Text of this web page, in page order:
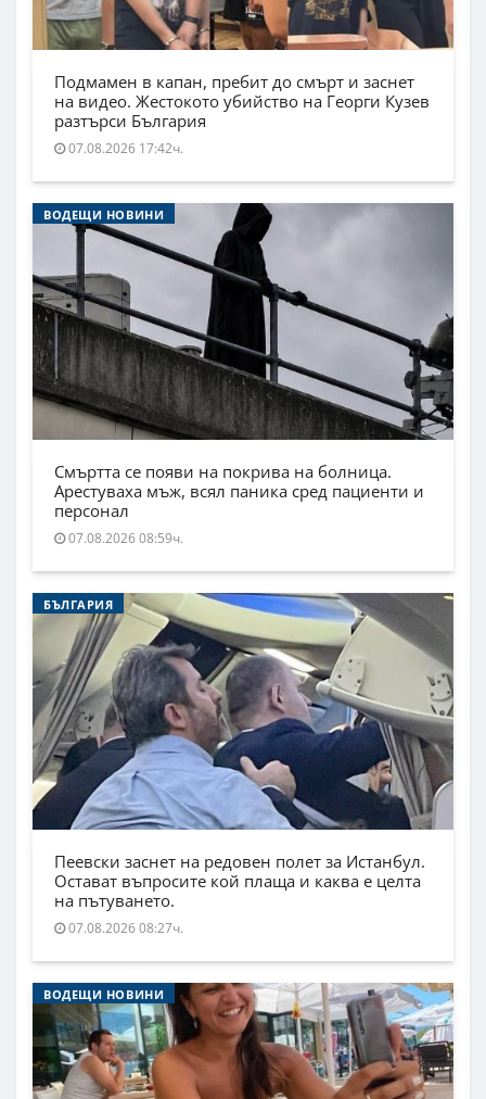
Подмамен в капан, пребит до смърт и заснет
на видео. Жестокото убийство на Георги Кузев
разтърси България
07.08.2026 17:42ч.
ВОДЕЩИ НОВИНИ
Смъртта се появи на покрива на болница.
Арестуваха мъж, всял паника сред пациенти и
персонал
07.08.2026 08:59ч.
БЪЛГАРИЯ
Пеевски заснет на редовен полет за Истанбул.
Остават въпросите кой плаща и каква е целта
на пътуването.
07.08.2026 08:27ч.
ВОДЕЩИ НОВИНИ